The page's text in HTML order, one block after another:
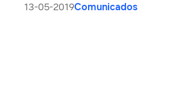
13-05-2019Comunicados